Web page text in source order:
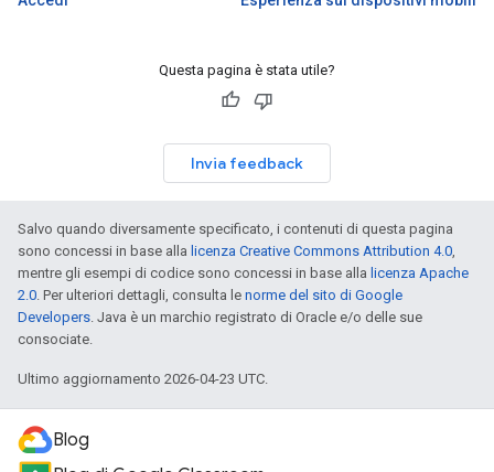
Questa pagina è stata utile?
Invia feedback
Salvo quando diversamente specificato, i contenuti di questa pagina
sono concessi in base alla licenza Creative Commons Attribution 4.0
mentre gli esempi di codice sono concessi in base alla licenza Apache
2.0 . Per ulteriori dettagli, consulta le norme del sito di Google
Developers . Java è un marchio registrato di Oracle e/o delle sue
consociate.
Ultimo aggiornamento 2026-04-23 UTC.
Blog